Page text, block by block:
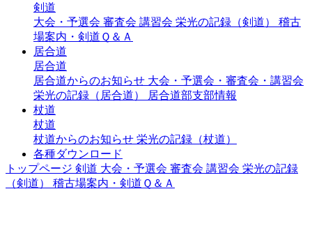
剣道
大会・予選会 審査会 講習会 栄光の記録（剣道） 稽古
場案内・剣道Ｑ＆Ａ
居合道
居合道
居合道からのお知らせ 大会・予選会・審査会・講習会
栄光の記録（居合道）
居合道部支部情報
杖道
杖道
杖道からのお知らせ 栄光の記録（杖道）
各種ダウンロード
トップページ 剣道 大会・予選会 審査会 講習会 栄光の記録
（剣道） 稽古場案内・剣道Ｑ＆Ａ